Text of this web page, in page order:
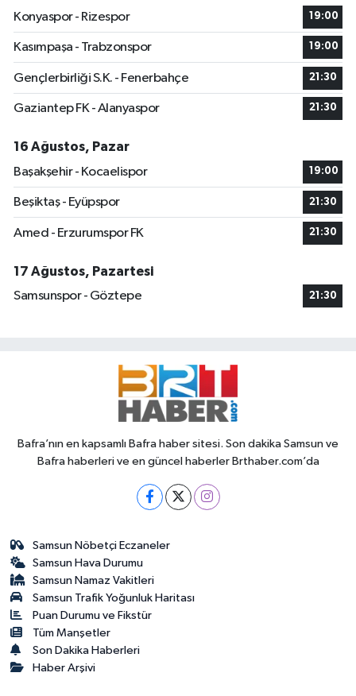
Konyaspor - Rizespor
19:00
Kasımpaşa - Trabzonspor 19:00
Gençlerbirliği S.K. - Fenerbahçe 21:30
Gaziantep FK - Alanyaspor 21:30
16 Ağustos, Pazar
Başakşehir - Kocaelispor
19:00
Beşiktaş - Eyüpspor 21:30
Amed - Erzurumspor FK 21:30
17 Ağustos, Pazartesi
Samsunspor - Göztepe
21:30
Bafra’nın en kapsamlı Bafra haber sitesi. Son dakika Samsun ve
Bafra haberleri ve en güncel haberler Brthaber.com’da
Samsun Nöbetçi Eczaneler
Samsun Hava Durumu
Samsun Namaz Vakitleri
Samsun Trafik Yoğunluk Haritası
Puan Durumu ve Fikstür
Tüm Manşetler
Son Dakika Haberleri
Haber Arşivi